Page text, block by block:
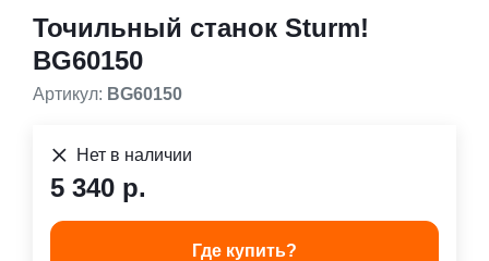
Точильный станок Sturm!
BG60150
Артикул: BG60150
Нет в наличии
5 340 р.
Где купить?